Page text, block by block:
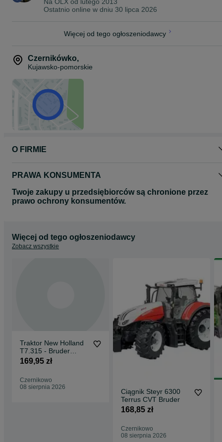
Przesyłka kurierska pobraniowa 20,00 zł
Posiadamy szeroki asortyment części do maszyn rolniczych.
Z uwagi na rozpoczęcie obowiązywania od dnia 25 maja 2018 r.
Rozporządzenia Parlamentu Europejskiego i Rady (UE) 2016/679
dnia 27 kwietnia 2016 r. w sprawie ochrony osób fizycznych w
związku z przetwarzaniem danych osobowych i w sprawie
swobodnego przepływu takich danych (RODO) uprzejmie
informujemy że o zasadach przetwarzania przez nas Państwa
danych osobowych można zapoznać się na stornie naszego sklepu
internetowego www.agrohandler.pl w zakładce - informacje –
polityka prywatności lub pod linkiem :
Ostatnio online w dniu 30 lipca 2026
Więcej od tego ogłoszeniodawcy
Czernikówko,
Kujawsko-pomorskie
O FIRMIE
PRAWA KONSUMENTA
Twoje zakupy u przedsiębiorców są chronione przez
prawo ochrony konsumentów.
Więcej od tego ogłoszeniodawcy
Zobacz wszystkie
Traktor New Holland
T7.315 - Bruder
Ciągnik
169,95 zł
Czernikowo
08 sierpnia 2026
Ciągnik Steyr 6300
Terrus CVT Bruder
168,85 zł
Czernikowo
08 sierpnia 2026